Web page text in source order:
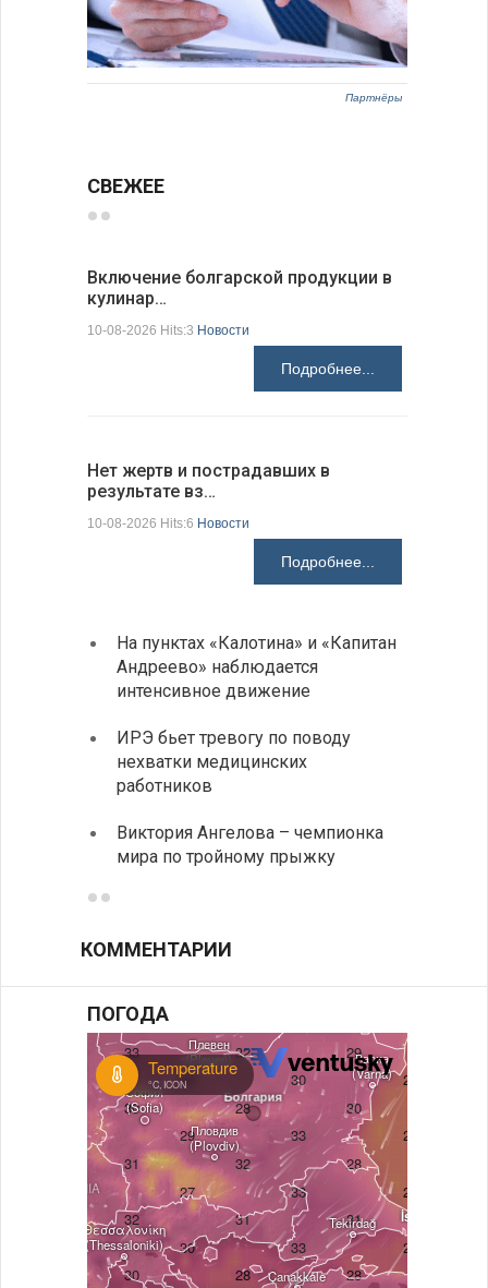
Партнёры
СВЕЖЕЕ
Включение болгарской продукции в
кулинар…
10-08-2026 Hits:3 Новости
Подробнее...
Нет жертв и пострадавших в
результате вз…
10-08-2026 Hits:6 Новости
Подробнее...
На пунктах «Калотина» и «Капитан
Андреево» наблюдается
интенсивное движение
ИРЭ бьет тревогу по поводу
нехватки медицинских
работников
Виктория Ангелова – чемпионка
мира по тройному прыжку
КОММЕНТАРИИ
ПОГОДА